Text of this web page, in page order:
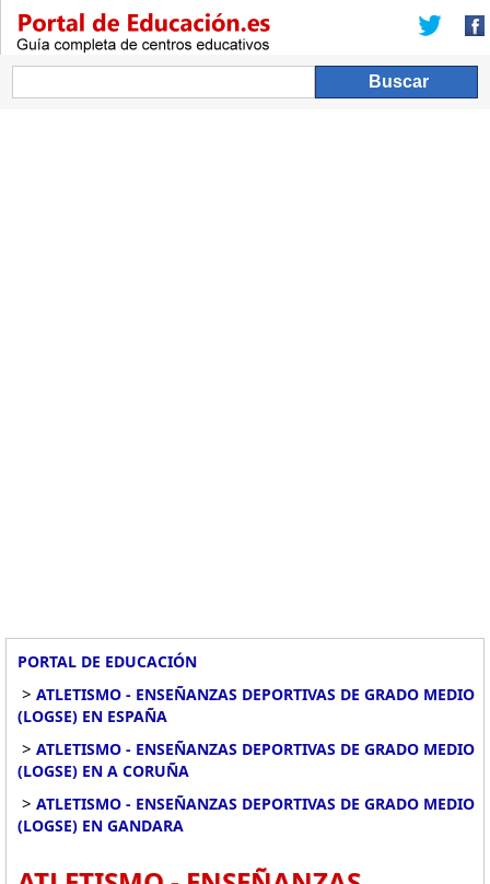
PORTAL DE EDUCACIÓN
> ATLETISMO - ENSEÑANZAS DEPORTIVAS DE GRADO MEDIO
(LOGSE) EN ESPAÑA
> ATLETISMO - ENSEÑANZAS DEPORTIVAS DE GRADO MEDIO
(LOGSE) EN A CORUÑA
> ATLETISMO - ENSEÑANZAS DEPORTIVAS DE GRADO MEDIO
(LOGSE) EN GANDARA